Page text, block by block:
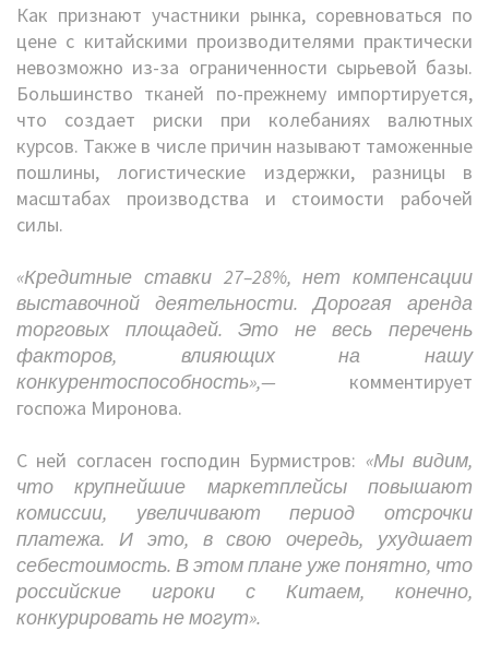
Как признают участники рынка, соревноваться по
цене с китайскими производителями практически
невозможно из-за ограниченности сырьевой базы.
Большинство тканей по-прежнему импортируется,
что создает риски при колебаниях валютных
курсов. Также в числе причин называют таможенные
пошлины, логистические издержки, разницы в
масштабах производства и стоимости рабочей
силы.
«Кредитные ставки 27–28%, нет компенсации
выставочной деятельности. Дорогая аренда
торговых площадей. Это не весь перечень
факторов, влияющих на нашу
конкурентоспособность»,— комментирует
госпожа Миронова.
С ней согласен господин Бурмистров: «Мы видим,
что крупнейшие маркетплейсы повышают
комиссии, увеличивают период отсрочки
платежа. И это, в свою очередь, ухудшает
себестоимость. В этом плане уже понятно, что
российские игроки с Китаем, конечно,
конкурировать не могут».